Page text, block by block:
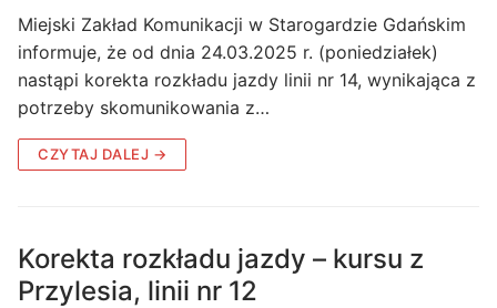
Miejski Zakład Komunikacji w Starogardzie Gdańskim
informuje, że od dnia 24.03.2025 r. (poniedziałek)
nastąpi korekta rozkładu jazdy linii nr 14, wynikająca z
potrzeby skomunikowania z…
CZYTAJ DALEJ →
Korekta rozkładu jazdy – kursu z
Przylesia, linii nr 12